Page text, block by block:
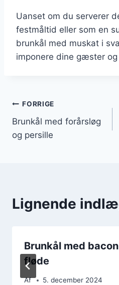
Uanset om du serverer
festmåltid eller som en
brunkål med muskat i
imponere dine gæster og
FORRIGE
Brunkål med forårsløg
og persille
Lignende
Brunkål med
fløde
Af 5. december 2024